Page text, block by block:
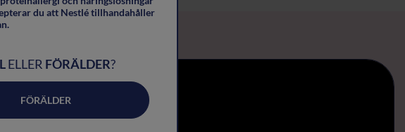
du att Nestlé tillhandahåller
ELLER FÖRÄLDER?
FÖRÄLDER